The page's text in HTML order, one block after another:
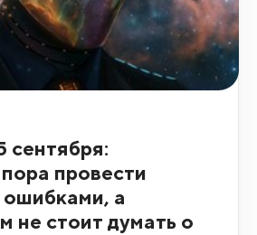
сентября:
провести
ошибками, а
не стоит думать о